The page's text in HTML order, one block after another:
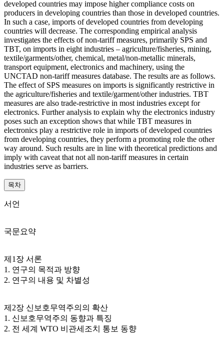
developed countries may impose higher compliance costs on
producers in developing countries than those in developed countries.
In such a case, imports of developed countries from developing
countries will decrease. The corresponding empirical analysis
investigates the effects of non-tariff measures, primarily SPS and
TBT, on imports in eight industries – agriculture/fisheries, mining,
textile/garments/other, chemical, metal/non-metallic minerals,
transport equipment, electronics and machinery, using the
UNCTAD non-tariff measures database. The results are as follows.
The effect of SPS measures on imports is significantly restrictive in
the agriculture/fisheries and textile/garment/other industries. TBT
measures are also trade-restrictive in most industries except for
electronics. Further analysis to explain why the electronics industry
poses such an exception shows that while TBT measures in
electronics play a restrictive role in imports of developed countries
from developing countries, they perform a promoting role the other
way around. Such results are in line with theoretical predictions and
imply with caveat that not all non-tariff measures in certain
industries serve as barriers.
목차
서언
국문요약
제1장 서론
1. 연구의 목적과 방향
2. 연구의 내용 및 차별성
제2장 신보호무역주의의 확산
1. 신보호무역주의 동향과 특징
2. 전 세계 WTO 비관세조치 통보 동향